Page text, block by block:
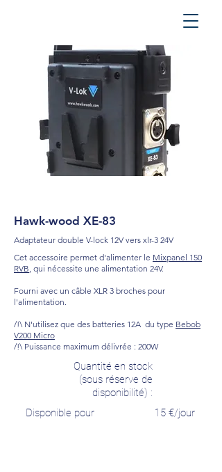
Hawk-wood XE-83
Adaptateur double V-lock 12V vers xlr-3 24V
Cet accessoire permet d'alimenter le Mixpanel 150
RVB, qui nécessite une alimentation 24V.
Fourni avec un câble XLR 3 broches pour
l'alimentation.
/!\ N'utilisez que des batteries 12A du type Bebob
V200 Micro
/!\ Puissance maximum délivrée : 200W
Quantité en stock
(sous réserve de
disponibilité) :
Disponible pour
15 €/jour